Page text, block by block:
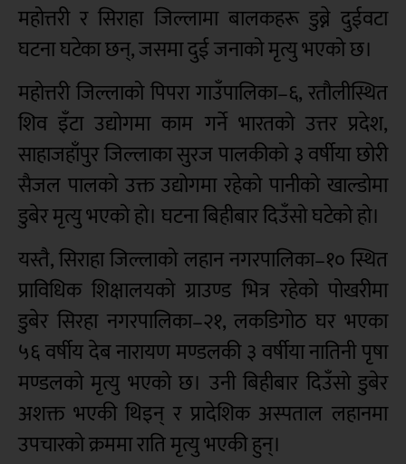
महोत्तरी र सिराहा जिल्लामा बालकहरू डुब्ने दुईवटा
घटना घटेका छन्, जसमा दुई जनाको मृत्यु भएको छ।
महोत्तरी जिल्लाको पिपरा गाउँपालिका–६, रतौलीस्थित
शिव इँटा उद्योगमा काम गर्ने भारतको उत्तर प्रदेश,
साहाजहाँपुर जिल्लाका सुरज पालकीको ३ वर्षीया छोरी
सैजल पालको उक्त उद्योगमा रहेको पानीको खाल्डोमा
डुबेर मृत्यु भएको हो। घटना बिहीबार दिउँसो घटेको हो।
यस्तै, सिराहा जिल्लाको लहान नगरपालिका–१० स्थित
प्राविधिक शिक्षालयको ग्राउण्ड भित्र रहेको पोखरीमा
डुबेर सिरहा नगरपालिका–२१, लकडिगोठ घर भएका
५६ वर्षीय देब नारायण मण्डलकी ३ वर्षीया नातिनी पृषा
मण्डलको मृत्यु भएको छ। उनी बिहीबार दिउँसो डुबेर
अशक्त भएकी थिइन् र प्रादेशिक अस्पताल लहानमा
उपचारको क्रममा राति मृत्यु भएकी हुन्।